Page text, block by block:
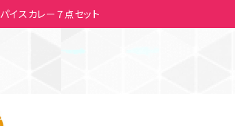
イスカレー７点セット